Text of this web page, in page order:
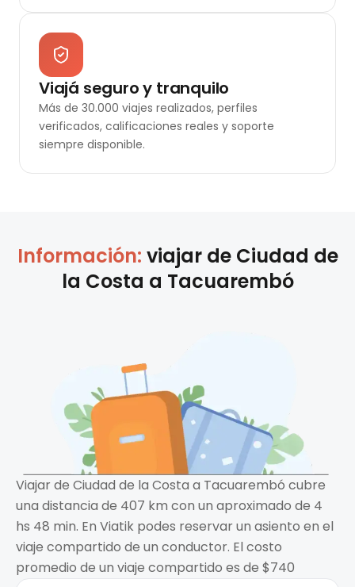
Viajá seguro y tranquilo
Más de 30.000 viajes realizados, perfiles
verificados, calificaciones reales y soporte
siempre disponible.
Información: viajar de Ciudad de
la Costa a Tacuarembó
Viajar de Ciudad de la Costa a Tacuarembó cubre
una distancia de 407 km con un aproximado de 4
hs 48 min. En Viatik podes reservar un asiento en el
viaje compartido de un conductor. El costo
promedio de un viaje compartido es de $740